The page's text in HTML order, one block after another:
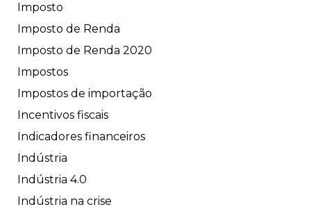
Imposto
Imposto de Renda
Imposto de Renda 2020
Impostos
Impostos de importação
Incentivos fiscais
Indicadores financeiros
Indústria
Indústria 4.0
Indústria na crise